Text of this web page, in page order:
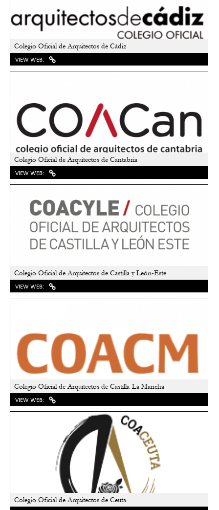
Colegio Oficial de Arquitectos de Cádiz
VIEW WEB:
Colegio Oficial de Arquitectos de Cantabria
VIEW WEB:
Colegio Oficial de Arquitectos de Castilla y León-Este
VIEW WEB:
Colegio Oficial de Arquitectos de Castilla-La Mancha
VIEW WEB:
Colegio Oficial de Arquitectos de Ceuta